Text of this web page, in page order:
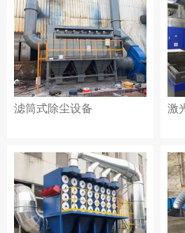
滤筒式除尘设备 激